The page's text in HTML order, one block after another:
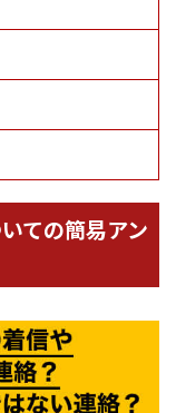
ての簡易アン